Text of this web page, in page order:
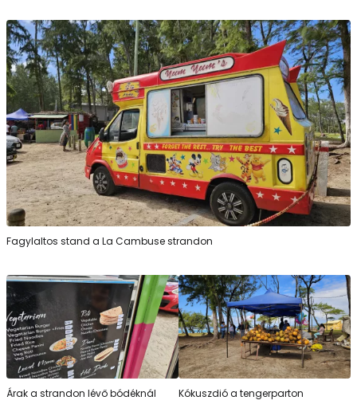
Fagylaltos stand a La Cambuse strandon
Árak a strandon lévő bódéknál Kókuszdió a tengerparton